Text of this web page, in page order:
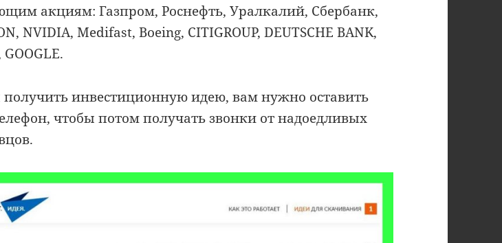
акциям: Газпром, Роснефть, Уралкалий, Сбербанк,
NVIDIA, Medifast, Boeing, CITIGROUP, DEUTSCHE BANK,
инвестиционную идею, вам нужно оставить
чтобы потом получать звонки от надоедливых